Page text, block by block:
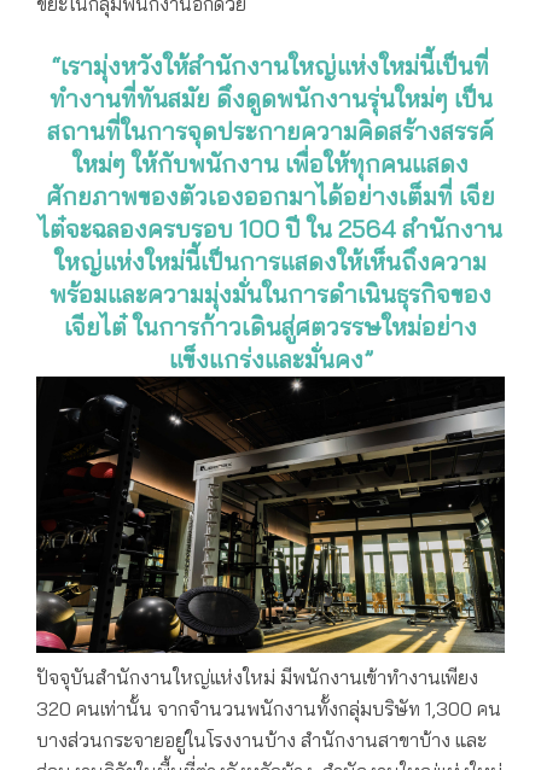
“เรามุ่งหวังให้สำนักงานใหญ่แห่งใหม่นี้เป็นที่
ทำงานที่ทันสมัย ดึงดูดพนักงานรุ่นใหม่ๆ เป็น
สถานที่ในการจุดประกายความคิดสร้างสรรค์
ใหม่ๆ ให้กับพนักงาน เพื่อให้ทุกคนแสดง
ศักยภาพของตัวเองออกมาได้อย่างเต็มที่ เจีย
ไต๋จะฉลองครบรอบ 100 ปี ใน 2564 สำนักงาน
ใหญ่แห่งใหม่นี้เป็นการแสดงให้เห็นถึงความ
พร้อมและความมุ่งมั่นในการดำเนินธุรกิจของ
เจียไต๋ ในการก้าวเดินสู่ศตวรรษใหม่อย่าง
แข็งแกร่งและมั่นคง”
ปัจจุบันสำนักงานใหญ่แห่งใหม่ มีพนักงานเข้าทำงานเพียง
320 คนเท่านั้น จากจำนวนพนักงานทั้งกลุ่มบริษัท 1,300 คน
บางส่วนกระจายอยู่ในโรงงานบ้าง สำนักงานสาขาบ้าง และ